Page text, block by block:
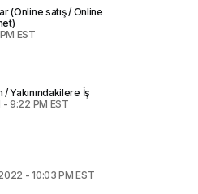
(Online satış / Online
EST
/ Yakınındakilere İş
- 9:22 PM EST
- 10:03 PM EST